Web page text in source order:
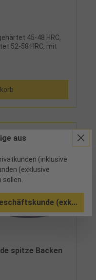
45-48 HRC,
52-58 HRC, mit
spitze Backen
aus
(inklusive
(exklusive
(exkl.